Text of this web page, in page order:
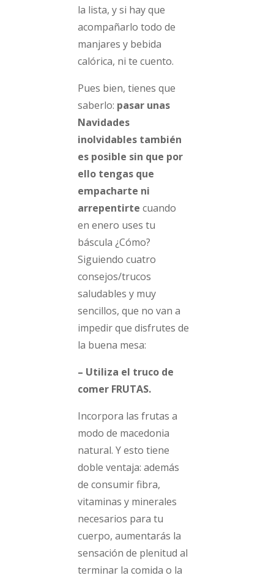
la lista, y si hay que
acompañarlo todo de
manjares y bebida
calórica, ni te cuento.
Pues bien, tienes que
saberlo: pasar unas
Navidades
inolvidables también
es posible sin que por
ello tengas que
empacharte ni
arrepentirte cuando
en enero uses tu
báscula ¿Cómo?
Siguiendo cuatro
consejos/trucos
saludables y muy
sencillos, que no van a
impedir que disfrutes de
la buena mesa:
– Utiliza el truco de
comer FRUTAS.
Incorpora las frutas a
modo de macedonia
natural. Y esto tiene
doble ventaja: además
de consumir fibra,
vitaminas y minerales
necesarios para tu
cuerpo, aumentarás la
sensación de plenitud al
terminar la comida o la